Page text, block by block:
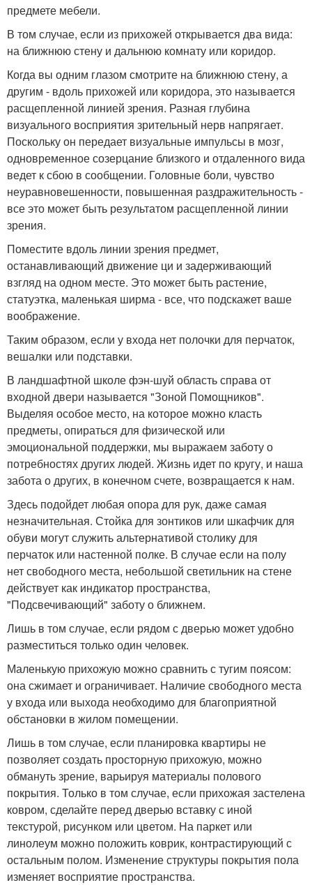
предмете мебели.
В том случае, если из прихожей открывается два вида:
на ближнюю стену и дальнюю комнату или коридор.
Когда вы одним глазом смотрите на ближнюю стену, а
другим - вдоль прихожей или коридора, это называется
расщепленной линией зрения. Разная глубина
визуального восприятия зрительный нерв напрягает.
Поскольку он передает визуальные импульсы в мозг,
одновременное созерцание близкого и отдаленного вида
ведет к сбою в сообщении. Головные боли, чувство
неуравновешенности, повышенная раздражительность -
все это может быть результатом расщепленной линии
зрения.
Поместите вдоль линии зрения предмет,
останавливающий движение ци и задерживающий
взгляд на одном месте. Это может быть растение,
статуэтка, маленькая ширма - все, что подскажет ваше
воображение.
Таким образом, если у входа нет полочки для перчаток,
вешалки или подставки.
В ландшафтной школе фэн-шуй область справа от
входной двери называется "Зоной Помощников".
Выделяя особое место, на которое можно класть
предметы, опираться для физической или
эмоциональной поддержки, мы выражаем заботу о
потребностях других людей. Жизнь идет по кругу, и наша
забота о других, в конечном счете, возвращается к нам.
Здесь подойдет любая опора для рук, даже самая
незначительная. Стойка для зонтиков или шкафчик для
обуви могут служить альтернативой столику для
перчаток или настенной полке. В случае если на полу
нет свободного места, небольшой светильник на стене
действует как индикатор пространства,
"Подсвечивающий" заботу о ближнем.
Лишь в том случае, если рядом с дверью может удобно
разместиться только один человек.
Маленькую прихожую можно сравнить с тугим поясом:
она сжимает и ограничивает. Наличие свободного места
у входа или выхода необходимо для благоприятной
обстановки в жилом помещении.
Лишь в том случае, если планировка квартиры не
позволяет создать просторную прихожую, можно
обмануть зрение, варьируя материалы полового
покрытия. Только в том случае, если прихожая застелена
ковром, сделайте перед дверью вставку с иной
текстурой, рисунком или цветом. На паркет или
линолеум можно положить коврик, контрастирующий с
остальным полом. Изменение структуры покрытия пола
изменяет восприятие пространства.